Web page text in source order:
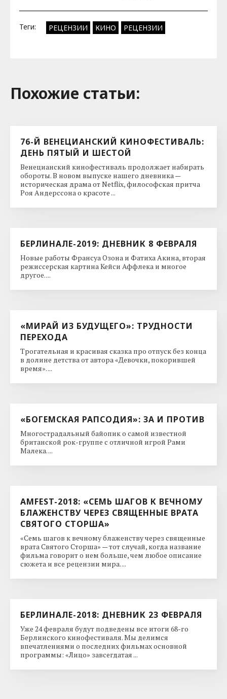
Теги: РЕЦЕНЗИИ КИНО РЕЦЕНЗИИ
Похожие cтатьи:
76-Й ВЕНЕЦИАНСКИЙ КИНОФЕСТИВАЛЬ:
ДЕНЬ ПЯТЫЙ И ШЕСТОЙ
Венецианский кинофестиваль продолжает набирать
обороты. В новом выпуске нашего дневника —
историческая драма от Netflix, философская притча
Роя Андерссона о красоте ...
БЕРЛИНАЛЕ-2019: ДНЕВНИК 8 ФЕВРАЛЯ
Новые работы Франсуа Озона и Фатиха Акина, вторая
режиссерская картина Кейси Аффлека и многое
другое. ...
«МИРАЙ ИЗ БУДУЩЕГО»: ТРУДНОСТИ
ПЕРЕХОДА
Трогательная и красивая сказка про отпуск без конца
в долине детства от автора «Девочки, покорившей
время». ...
«БОГЕМСКАЯ РАПСОДИЯ»: ЗА И ПРОТИВ
Многострадальный байопик о самой известной
британской рок-группе с отличной игрой Рами
Малека. ...
AMFEST-2018: «СЕМЬ ШАГОВ К ВЕЧНОМУ
БЛАЖЕНСТВУ ЧЕРЕЗ СВЯЩЕННЫЕ ВРАТА
СВЯТОГО СТОРША»
«Семь шагов к вечному блаженству через священные
врата Святого Сторша» — тот случай, когда название
фильма говорит о нем больше, чем любое описание
сюжета и все рецензии мира. ...
БЕРЛИНАЛЕ-2018: ДНЕВНИК 23 ФЕВРАЛЯ
Уже 24 февраля будут подведены все итоги 68-го
Берлинского кинофестиваля. Мы делимся
впечатлениями о последних фильмах основной
программы: «Лицо» завсегдатая ...